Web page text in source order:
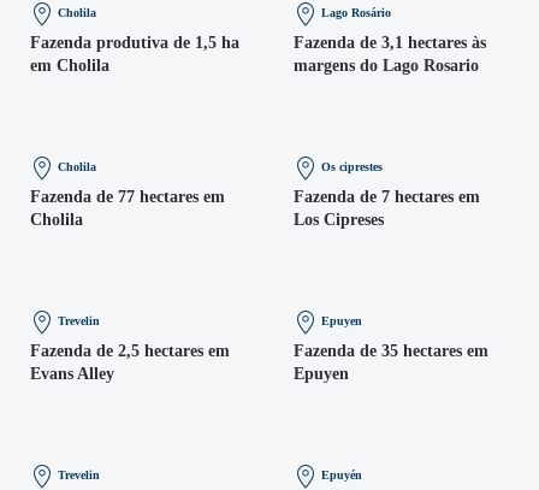
Cholila
Fazenda produtiva de 1,5 ha
em Cholila
Lago Rosário
Fazenda de 3,1 hectares às
margens do Lago Rosario
Cholila
Fazenda de 77 hectares em
Cholila
Os ciprestes
Fazenda de 7 hectares em
Los Cipreses
Trevelin
Fazenda de 2,5 hectares em
Evans Alley
Epuyen
Fazenda de 35 hectares em
Epuyen
Trevelin Epuyén